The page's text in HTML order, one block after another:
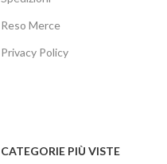
Reso Merce
Privacy Policy
CATEGORIE PIÙ VISTE